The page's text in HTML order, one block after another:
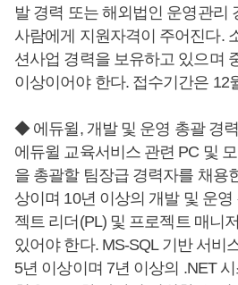
발 경력 또는 해외법인 운영관리
사람에게 지원자격이 주어진다.
션사업 경력을 보유하고 있으며
이상이어야 한다. 접수기간은 12
◆ 에듀윌, 개발 및 운영 총괄 경
에듀윌 교육서비스 관련 PC 및
을 총괄할 팀장급 경력자를 채용
상이며 10년 이상의 개발 및 운
젝트 리더(PL) 및 프로젝트 매니
있어야 한다. MS-SQL 기반 서비
5년 이상이며 7년 이상의 .NET